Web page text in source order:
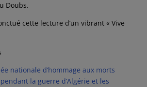
Doubs.
cette lecture d’un vibrant « Vive
nationale d’hommage aux morts
la guerre d’Algérie et les